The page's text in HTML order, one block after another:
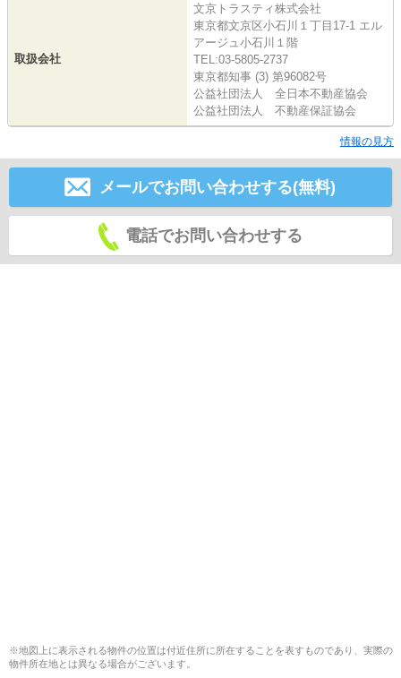
取扱会社
文京トラスティ株式会社
東京都文京区小石川１丁目17-1 エル
アージュ小石川１階
TEL:03-5805-2737
東京都知事 (3) 第96082号
公益社団法人 全日本不動産協会
公益社団法人 不動産保証協会
情報の見方
メールでお問い合わせする(無料)
電話でお問い合わせする
※地図上に表示される物件の位置は付近住所に所在することを表すものであり、実際の
物件所在地とは異なる場合がございます。